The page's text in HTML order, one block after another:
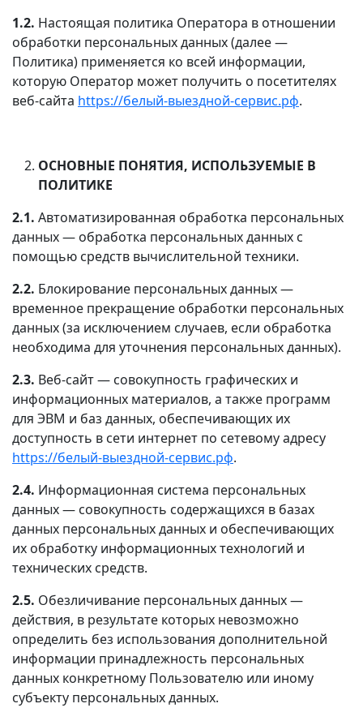
1.2. Настоящая политика Оператора в отношении
обработки персональных данных (далее —
Политика) применяется ко всей информации,
которую Оператор может получить о посетителях
веб-сайта https://белый-выездной-сервис.рф.
ОСНОВНЫЕ ПОНЯТИЯ, ИСПОЛЬЗУЕМЫЕ В
ПОЛИТИКЕ
2.1. Автоматизированная обработка персональных
данных — обработка персональных данных с
помощью средств вычислительной техники.
2.2. Блокирование персональных данных —
временное прекращение обработки персональных
данных (за исключением случаев, если обработка
необходима для уточнения персональных данных).
2.3. Веб-сайт — совокупность графических и
информационных материалов, а также программ
для ЭВМ и баз данных, обеспечивающих их
доступность в сети интернет по сетевому адресу
https://белый-выездной-сервис.рф.
2.4. Информационная система персональных
данных — совокупность содержащихся в базах
данных персональных данных и обеспечивающих
их обработку информационных технологий и
технических средств.
2.5. Обезличивание персональных данных —
действия, в результате которых невозможно
определить без использования дополнительной
информации принадлежность персональных
данных конкретному Пользователю или иному
субъекту персональных данных.